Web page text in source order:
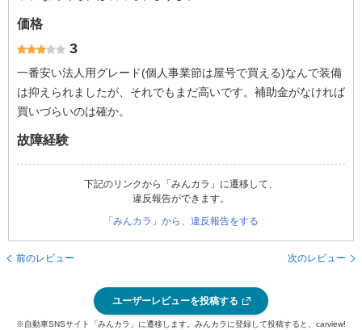
価格
3
一番安い法人用グレード(個人事業節は屋号で買える)なんで装備
は抑えられましたが、それでもまだ高いです。補助金がなければ
買いづらいのは確か。
故障経験
下記のリンクから「みんカラ」に遷移して、
違反報告ができます。
「みんカラ」から、違反報告をする
前のレビュー 次のレビュー
ユーザーレビューを投稿する
※自動車SNSサイト「みんカラ」に遷移します。みんカラに登録して投稿すると、carview!